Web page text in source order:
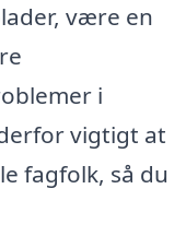
være en
i
vigtigt at
fagfolk, så du